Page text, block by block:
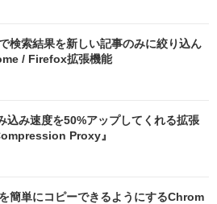
検索結果を新しい記事のみに絞り込ん
/ Firefox拡張機能
込み速度を50%アップしてくれる拡張
Proxy』
簡単にコピーできるようにするChrom